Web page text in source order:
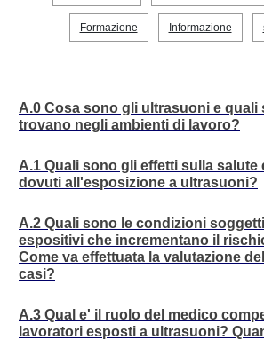
Formazione Informazione
A.0 Cosa sono gli ultrasuoni e quali
trovano negli ambienti di lavoro?
A.1 Quali sono gli effetti sulla salute
dovuti all'esposizione a ultrasuoni?
A.2 Quali sono le condizioni
espositivi che incrementano il
Come va effettuata la valutazione
casi?
A.3 Qual e' il ruolo del medico
lavoratori esposti a ultrasuoni?